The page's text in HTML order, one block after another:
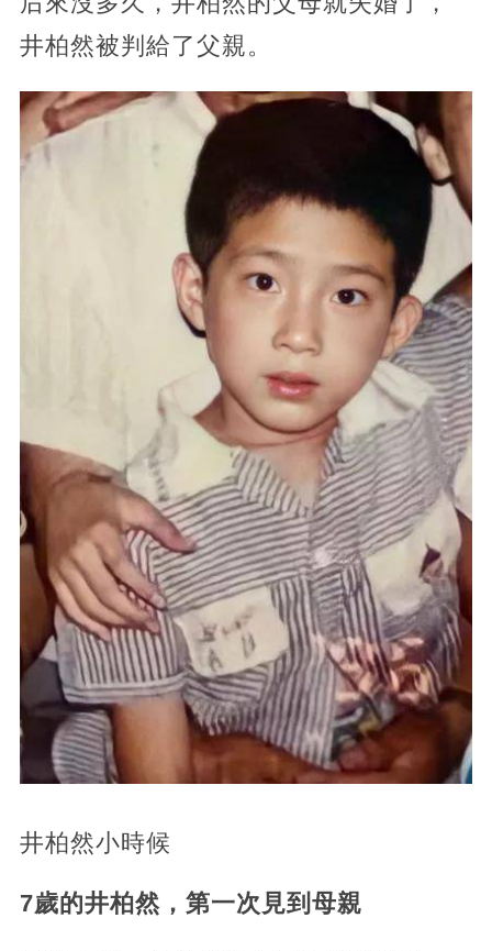
井柏然被判給了父親。
井柏然小時候
7歲的井柏然，第一次見到母親